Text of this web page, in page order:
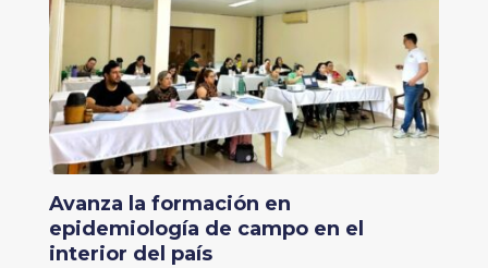
Avanza la formación en
epidemiología de campo en el
interior del país